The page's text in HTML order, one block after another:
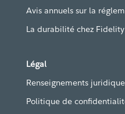
Avis annuels sur la
La durabilité chez
Légal
Renseignements
Politique de